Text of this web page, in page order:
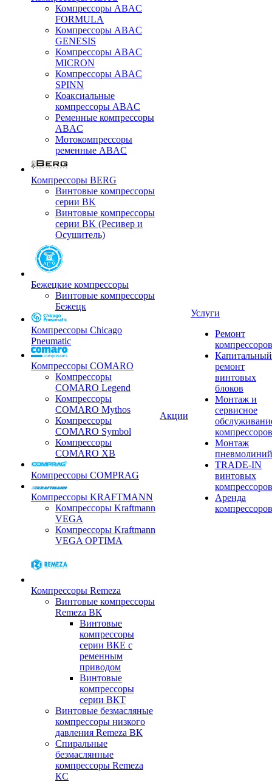
Компрессоры ABAC
FORMULA
Компрессоры ABAC
GENESIS
Компрессоры ABAC
MICRON
Компрессоры ABAC
SPINN
Коаксиальные
компрессоры ABAC
Ременные компрессоры
ABAC
Мотокомпрессоры
ременные ABAC
Компрессоры BERG
Винтовые компрессоры
серии BK
Винтовые компрессоры
серии BK (Ресивер и
Осушитель)
Бежецкие компрессоры
Винтовые компрессоры
Бежецк
Компрессоры Chicago
Pneumatic
Компрессоры COMARO
Компрессоры
COMARO Legend
Компрессоры
COMARO Mythos
Компрессоры
COMARO Symbol
Компрессоры
COMARO XB
Компрессоры COMPRAG
Компрессоры KRAFTMANN
Компрессоры Kraftmann
VEGA
Компрессоры Kraftmann
VEGA OPTIMA
Компрессоры Remeza
Винтовые компрессоры
Remeza ВК
Винтовые
компрессоры
серии ВКЕ с
ременным
приводом
Винтовые
компрессоры
серии ВКТ
Винтовые безмасляные
компрессоры низкого
давления Remeza ВК
Спиральные
безмаслянные
компрессоры Remeza
КС
Акции
Услуги
Ремонт
компрессоров
Капитальный
ремонт
винтовых
блоков
Монтаж и
сервисное
компрессоров
Монтаж
пневмолиний
TRADE-IN
винтовых
компрессоров
Аренда
компрессоров